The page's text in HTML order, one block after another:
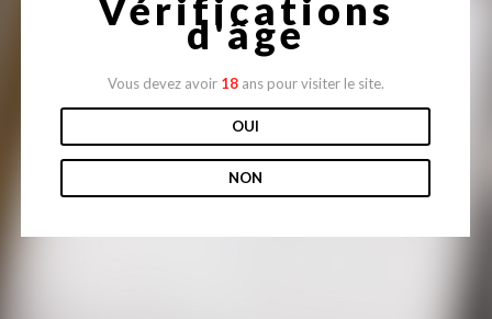
Vérifications
d'âge
Vous devez avoir 18ans pour visiter le site.
OUI
NON